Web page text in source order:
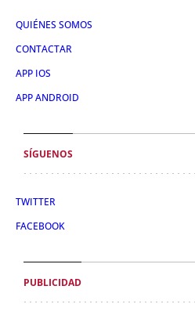
QUIÉNES SOMOS
CONTACTAR
APP IOS
APP ANDROID
SÍGUENOS
TWITTER
FACEBOOK
PUBLICIDAD